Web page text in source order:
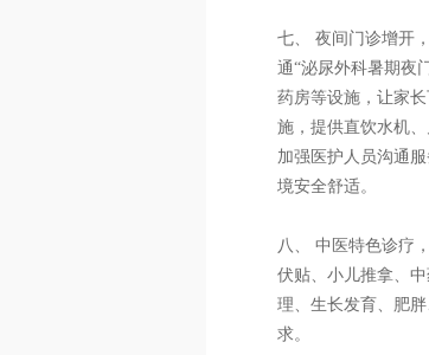
七、 夜间门诊增开
通“泌尿外科暑期夜
药房等设施，让家
施，提供直饮水机
加强医护人员沟通
境安全舒适。
八、 中医特色诊疗
伏贴、小儿推拿、
理、生长发育、肥
求。